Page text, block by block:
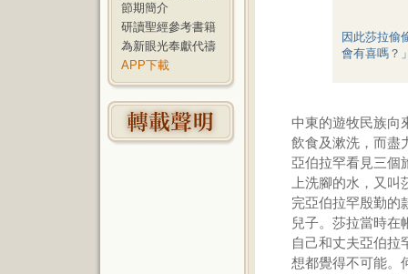
節期簡介
研讀聖經參考書籍
為新眼光奉獻代禱
APP下載
因此莎拉偷
會有喜嗎？
中東的遊牧民族向
飲食及漱洗，而盡
亞伯拉罕看見三個
上洗腳的水，又
完亞伯拉罕殷勤的
兒子。莎拉當時在
自己和丈夫亞伯拉
想都覺得不可能。